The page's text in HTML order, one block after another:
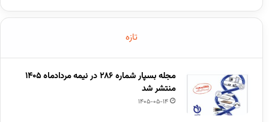
تازه
مجله بسپار شماره 286 در نیمه مردادماه 1405
منتشر شد
1405-05-14